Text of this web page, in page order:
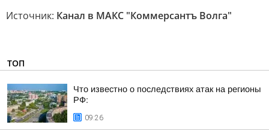
Источник: Канал в МАКС "Коммерсантъ Волга"
ТОП
Что известно о последствиях атак на регионы
РФ:
09:26